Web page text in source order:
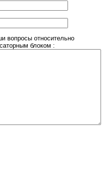
вопросы относительно
блоком :